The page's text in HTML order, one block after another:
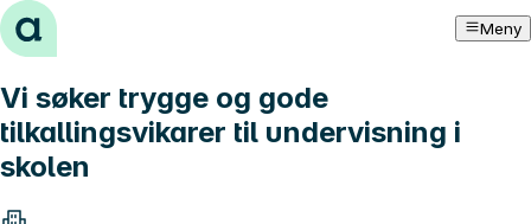
Hopp til innhold Meny
Vi søker trygge og gode
tilkallingsvikarer til undervisning i
skolen